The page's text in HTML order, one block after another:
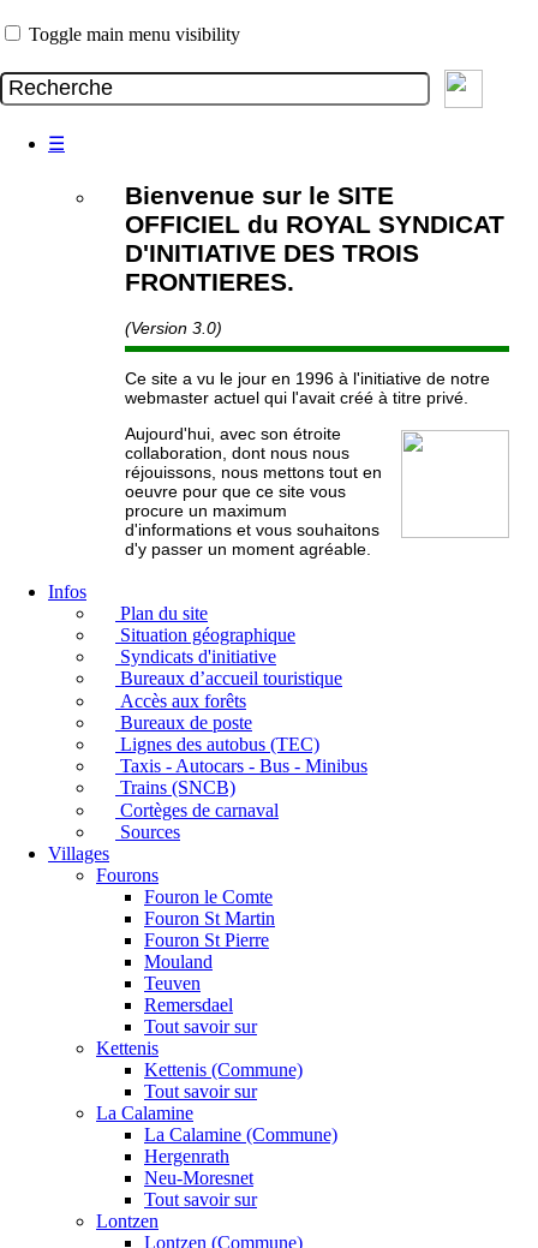
Toggle main menu visibility
☰
Bienvenue sur le SITE
OFFICIEL du ROYAL SYNDICAT
D'INITIATIVE DES TROIS
FRONTIERES.
(Version 3.0)
Ce site a vu le jour en 1996 à l'initiative de notre
webmaster actuel qui l'avait créé à titre privé.
Aujourd'hui, avec son étroite
collaboration, dont nous nous
réjouissons, nous mettons tout en
oeuvre pour que ce site vous
procure un maximum
d'informations et vous souhaitons
d'y passer un moment agréable.
Infos
Plan du site
Situation géographique
Syndicats d'initiative
Bureaux d’accueil touristique
Accès aux forêts
Bureaux de poste
Lignes des autobus (TEC)
Taxis - Autocars - Bus - Minibus
Trains (SNCB)
Cortèges de carnaval
Sources
Villages
Fourons
Fouron le Comte
Fouron St Martin
Fouron St Pierre
Mouland
Teuven
Remersdael
Tout savoir sur
Kettenis
Kettenis (Commune)
Tout savoir sur
La Calamine
La Calamine (Commune)
Hergenrath
Neu-Moresnet
Tout savoir sur
Lontzen
Lontzen (Commune)